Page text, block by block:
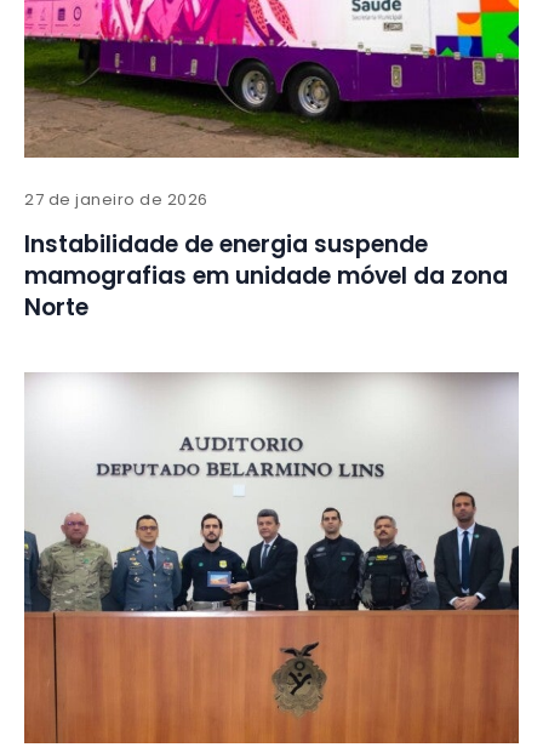
27 de janeiro de 2026
Instabilidade de energia suspende
mamografias em unidade móvel da zona
Norte